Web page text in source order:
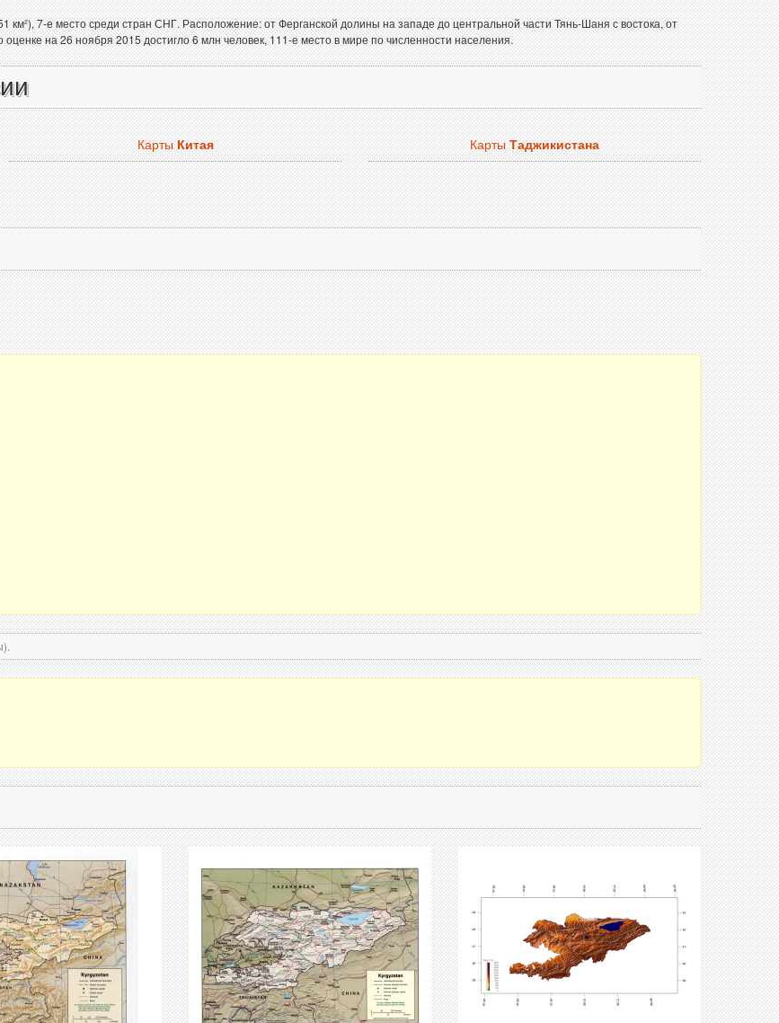
7-е место среди стран СНГ. Расположение: от Ферганской долины на западе до центральной части Тянь-Шаня с востока, от
на 26 ноября 2015 достигло 6 млн человек, 111-е место в мире по численности населения.
КартыКитая КартыТаджикистана